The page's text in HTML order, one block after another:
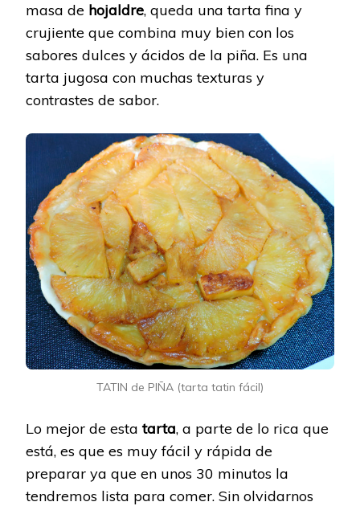
masa de hojaldre, queda una tarta fina y
crujiente que combina muy bien con los
sabores dulces y ácidos de la piña. Es una
tarta jugosa con muchas texturas y
contrastes de sabor.
TATIN de PIÑA (tarta tatin fácil)
Lo mejor de estatarta, a parte de lo rica que
está, es que es muy fácil y rápida de
preparar ya que en unos 30 minutos la
tendremos lista para comer. Sin olvidarnos